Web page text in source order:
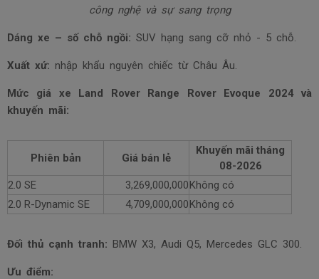
công nghệ và sự sang trọng
Dáng xe – số chỗ ngồi: SUV hạng sang cỡ nhỏ - 5 chỗ.
Xuất xứ: nhập khẩu nguyên chiếc từ Châu Âu.
Mức giá xe Land Rover Range Rover Evoque 2024 và
khuyến mãi:
Phiên bản Giá bán lẻ
Khuyến mãi tháng
08-2026
2.0 SE
3,269,000,000Không có
2.0 R-Dynamic SE
4,709,000,000Không có
Đối thủ cạnh tranh: BMW X3, Audi Q5, Mercedes GLC 300.
Ưu điểm: